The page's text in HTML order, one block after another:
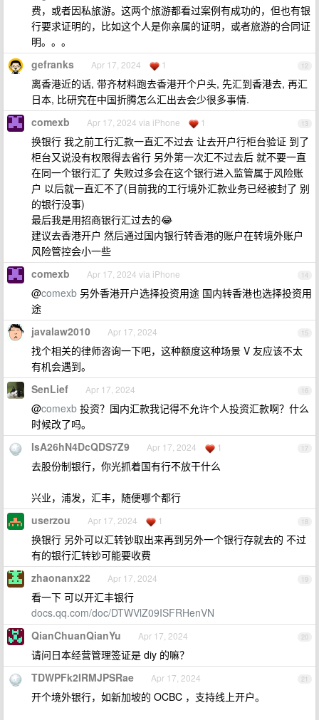
费，或者因私旅游。这两个旅游都看过案例有成功的，但也有银
行要求证明的，比如这个人是你亲属的证明，或者旅游的合同证
明。。。
12
gefranks Apr 17, 2024 1
离香港近的话, 带齐材料跑去香港开个户头, 先汇到香港去, 再汇
日本, 比研究在中国折腾怎么汇出去会少很多事情.
13
comexb Apr 17, 2024 via iPhone 1
换银行 我之前工行汇款一直汇不过去 让去开户行柜台验证 到了
柜台又说没有权限得去省行 另外第一次汇不过去后 就不要一直
在同一个银行汇了 失败过多会在这个银行进入监管属于风险账
户 以后就一直汇不了(目前我的工行境外汇款业务已经被封了 别
的银行没事)
最后我是用招商银行汇过去的😂
建议去香港开户 然后通过国内银行转香港的账户在转境外账户
风险管控会小一些
14
comexb Apr 17, 2024 via iPhone
@comexb 另外香港开户选择投资用途 国内转香港也选择投资用
途
15
javalaw2010 Apr 17, 2024
找个相关的律师咨询一下吧，这种额度这种场景 V 友应该不太
有机会遇到。
16
SenLief Apr 17, 2024
@comexb 投资？国内汇款我记得不允许个人投资汇款啊？什么
时候改了吗。
17
IsA26hN4DcQDS7Z9 Apr 17, 2024 1
去股份制银行，你光抓着国有行不放干什么
兴业，浦发，汇丰，随便哪个都行
18
userzou Apr 17, 2024 1
换银行 另外可以汇转钞取出来再到另外一个银行存就去的 不过
有的银行汇转钞可能要收费
19
zhaonanx22 Apr 17, 2024
看一下 可以开汇丰银行
docs.qq.com/doc/DTWVlZ09ISFRHenVN
20
QianChuanQianYu Apr 17, 2024
请问日本经营管理签证是 diy 的嘛？
21
TDWPFk2IRMJPSRae Apr 17, 2024
开个境外银行，如新加坡的 OCBC ，支持线上开户。